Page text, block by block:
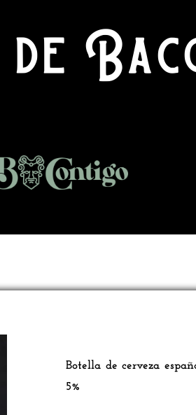
Botella de cerveza
5%